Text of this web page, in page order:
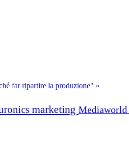
far ripartire la produzione" »
marketing Mediaworld